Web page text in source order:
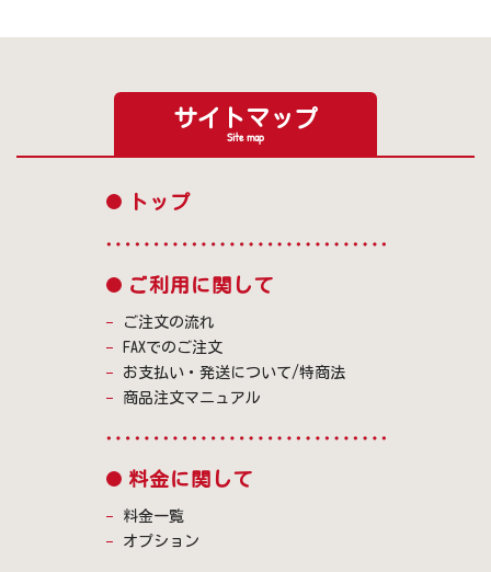
サイトマップ
Site map
トップ
ご利用に関して
ご注文の流れ
FAXでのご注文
お支払い・発送について/特商法
商品注文マニュアル
料金に関して
料金一覧
オプション